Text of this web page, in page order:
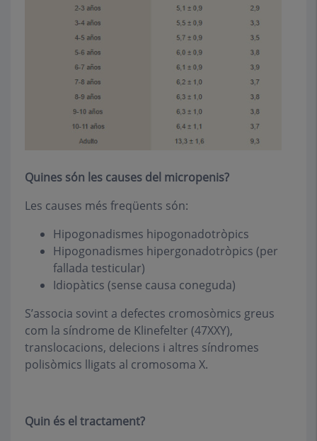
Quines són les causes del micropenis?
Les causes més freqüents són:
Hipogonadismes hipogonadotròpics
Hipogonadismes hipergonadotròpics (per
fallada testicular)
Idiopàtics (sense causa coneguda)
S’associa sovint a defectes cromosòmics greus
com la síndrome de Klinefelter (47XXY),
translocacions, delecions i altres síndromes
polisòmics lligats al cromosoma X.
Quin és el tractament?